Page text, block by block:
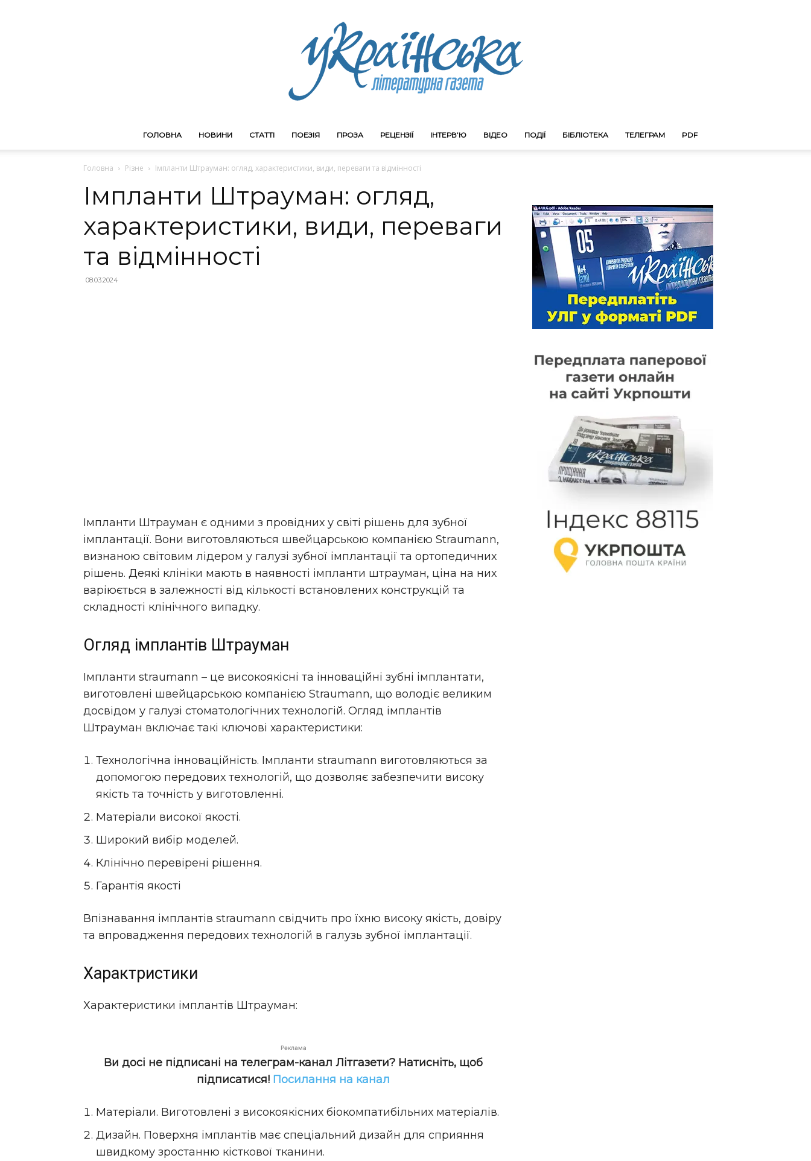
ГОЛОВНА НОВИНИ СТАТТІ ПОЕЗІЯ ПРОЗА РЕЦЕНЗІЇ ІНТЕРВ’Ю ВІДЕО ПОДІЇ БІБЛІОТЕКА ТЕЛЕГРАМ PDF
Головна Різне Імпланти Штрауман: огляд, характеристики, види, переваги та відмінності
Імпланти Штрауман: огляд,
характеристики, види, переваги
та відмінності
08.03.2024
Імпланти Штрауман є одними з провідних у світі рішень для зубної
імплантації. Вони виготовляються швейцарською компанією Straumann,
визнаною світовим лідером у галузі зубної імплантації та ортопедичних
рішень. Деякі клініки мають в наявності імпланти штрауман, ціна на них
варіюється в залежності від кількості встановлених конструкцій та
складності клінічного випадку.
Огляд імплантів Штрауман
Імпланти straumann – це високоякісні та інноваційні зубні імплантати,
виготовлені швейцарською компанією Straumann, що володіє великим
досвідом у галузі стоматологічних технологій. Огляд імплантів
Штрауман включає такі ключові характеристики:
Технологічна інноваційність. Імпланти straumann виготовляються за
допомогою передових технологій, що дозволяє забезпечити високу
якість та точність у виготовленні.
Матеріали високої якості.
Широкий вибір моделей.
Клінічно перевірені рішення.
Гарантія якості
Впізнавання імплантів straumann свідчить про їхню високу якість, довіру
та впровадження передових технологій в галузь зубної імплантації.
Характристики
Характеристики імплантів Штрауман:
Реклама
Ви досі не підписані на телеграм-канал Літгазети? Натисніть, щоб
підписатися! Посилання на канал
Матеріали. Виготовлені з високоякісних біокомпатибільних матеріалів.
Дизайн. Поверхня імплантів має спеціальний дизайн для сприяння
швидкому зростанню кісткової тканини.